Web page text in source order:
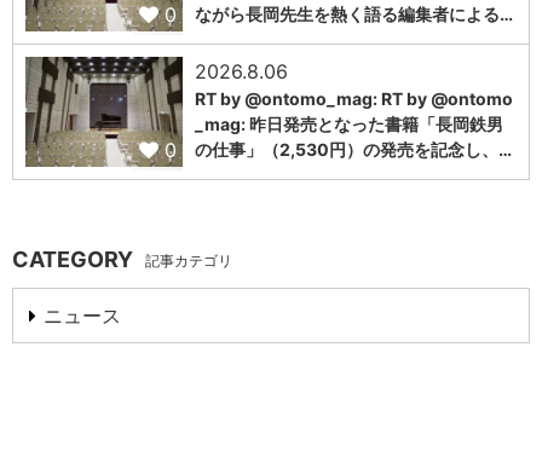
0
ながら長岡先生を熱く語る編集者による…
0
2026.8.06
RT by @ontomo_mag: RT by @ontomo
_mag: 昨日発売となった書籍「長岡鉄男
の仕事」（2,530円）の発売を記念し、…
CATEGORY 記事カテゴリ
ニュース